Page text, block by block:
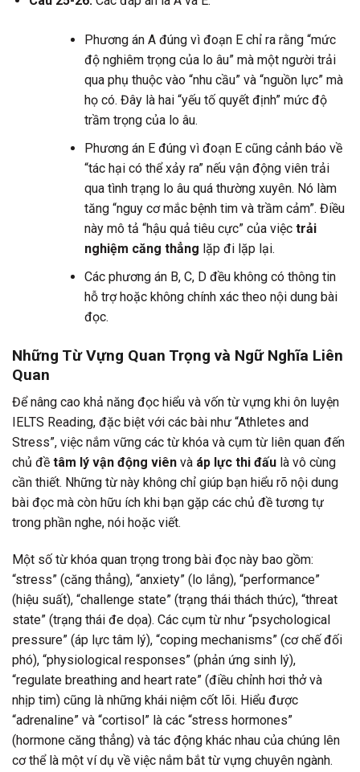
Phương án A đúng vì đoạn E chỉ ra rằng “mức
độ nghiêm trọng của lo âu” mà một người trải
qua phụ thuộc vào “nhu cầu” và “nguồn lực” mà
họ có. Đây là hai “yếu tố quyết định” mức độ
trầm trọng của lo âu.
Phương án E đúng vì đoạn E cũng cảnh báo về
“tác hại có thể xảy ra” nếu vận động viên trải
qua tình trạng lo âu quá thường xuyên. Nó làm
tăng “nguy cơ mắc bệnh tim và trầm cảm”. Điều
này mô tả “hậu quả tiêu cực” của việc trải
nghiệm căng thẳng lặp đi lặp lại.
Các phương án B, C, D đều không có thông tin
hỗ trợ hoặc không chính xác theo nội dung bài
đọc.
Những Từ Vựng Quan Trọng và Ngữ Nghĩa Liên
Quan
Để nâng cao khả năng đọc hiểu và vốn từ vựng khi ôn luyện
IELTS Reading, đặc biệt với các bài như “Athletes and
Stress”, việc nắm vững các từ khóa và cụm từ liên quan đến
chủ đề tâm lý vận động viên và áp lực thi đấu là vô cùng
cần thiết. Những từ này không chỉ giúp bạn hiểu rõ nội dung
bài đọc mà còn hữu ích khi bạn gặp các chủ đề tương tự
trong phần nghe, nói hoặc viết.
Một số từ khóa quan trọng trong bài đọc này bao gồm:
“stress” (căng thẳng), “anxiety” (lo lắng), “performance”
(hiệu suất), “challenge state” (trạng thái thách thức), “threat
state” (trạng thái đe dọa). Các cụm từ như “psychological
pressure” (áp lực tâm lý), “coping mechanisms” (cơ chế đối
phó), “physiological responses” (phản ứng sinh lý),
“regulate breathing and heart rate” (điều chỉnh hơi thở và
nhịp tim) cũng là những khái niệm cốt lõi. Hiểu được
“adrenaline” và “cortisol” là các “stress hormones”
(hormone căng thẳng) và tác động khác nhau của chúng lên
cơ thể là một ví dụ về việc nắm bắt từ vựng chuyên ngành.